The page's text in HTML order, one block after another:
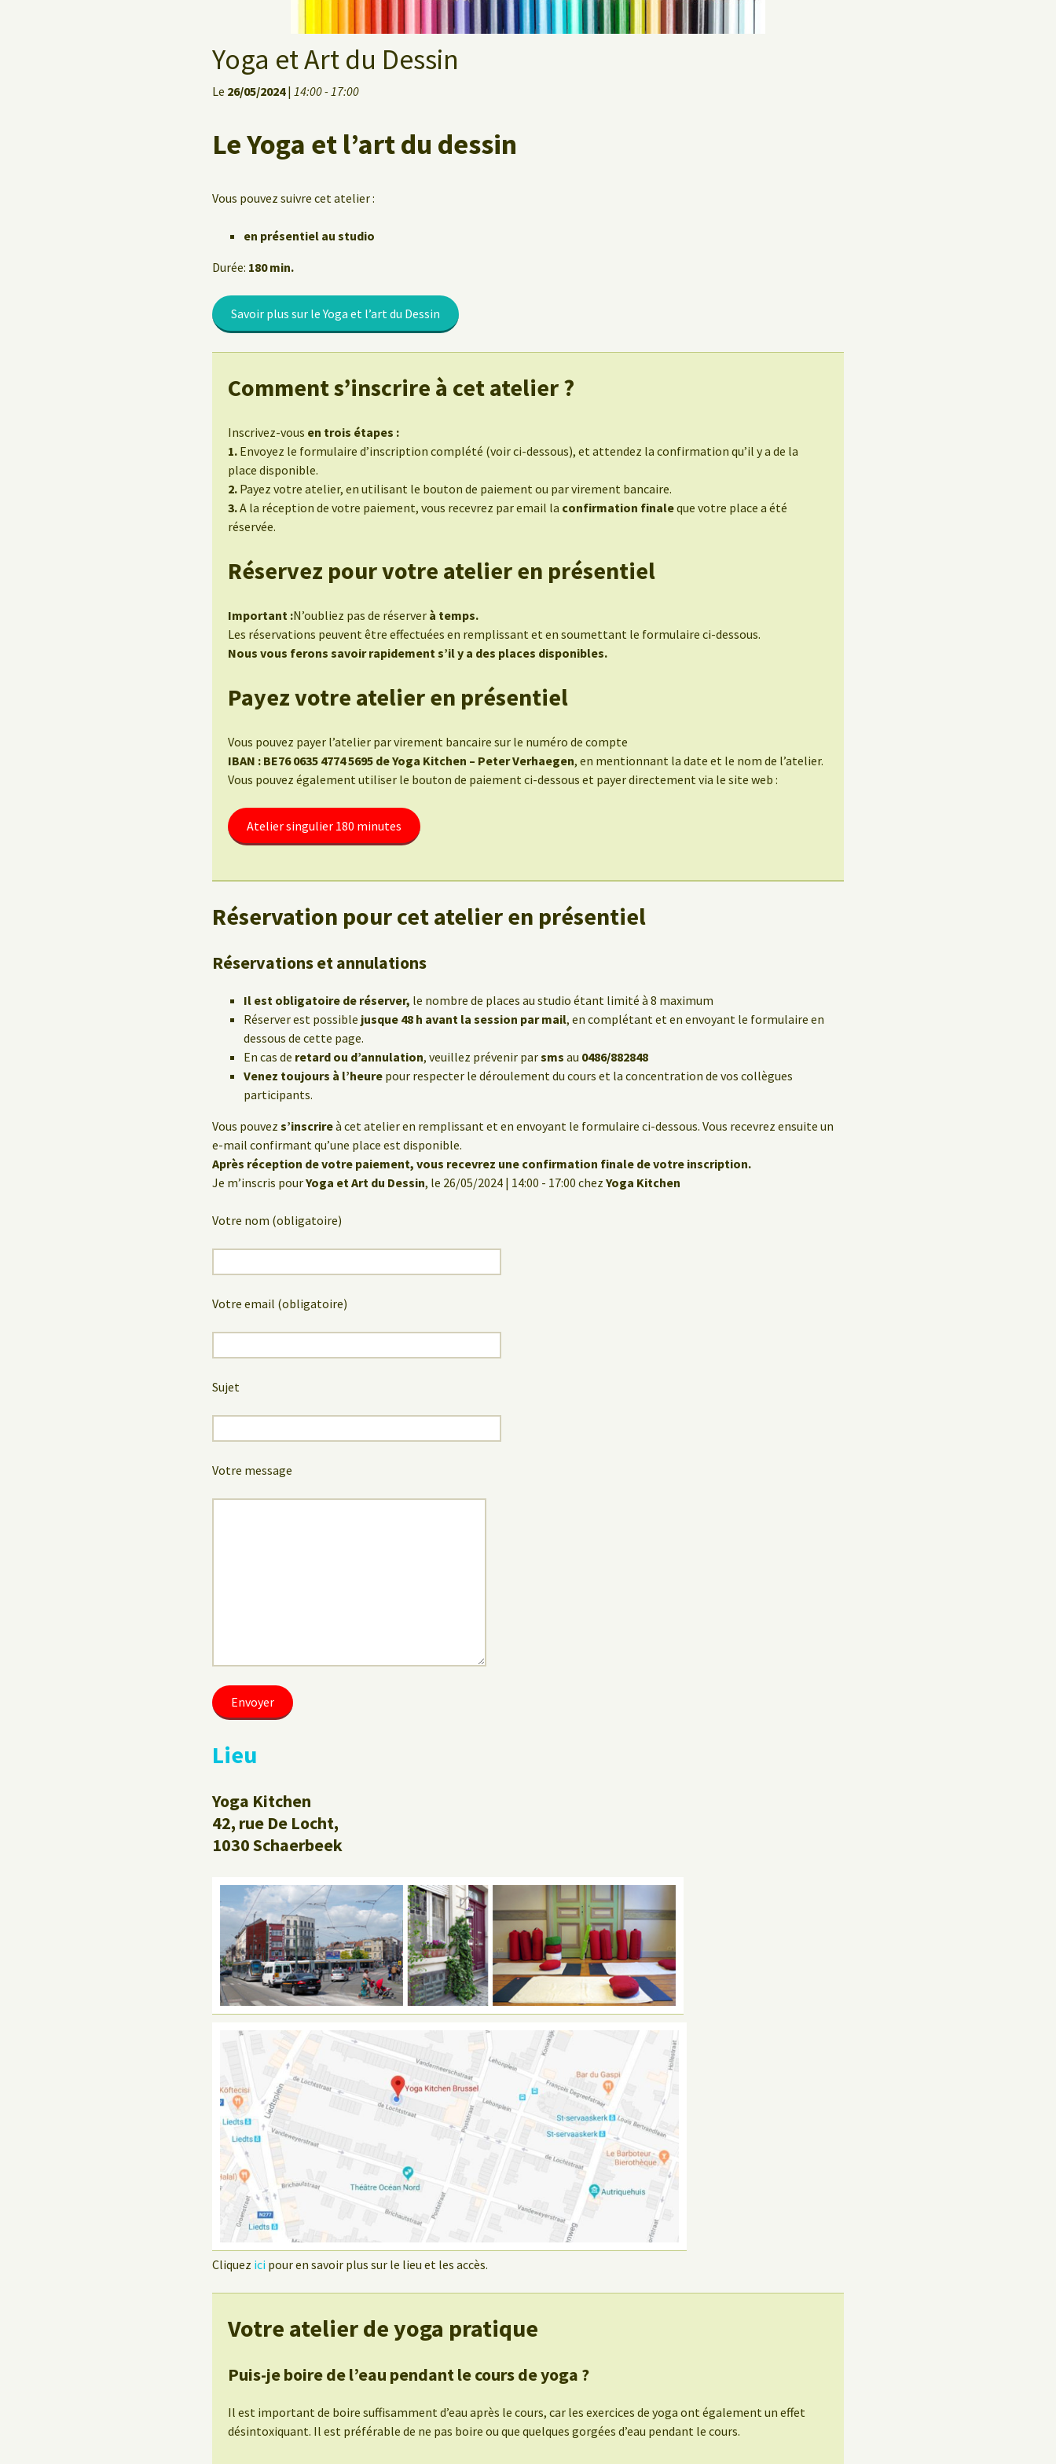
Yoga et Art du Dessin
Le 26/05/2024| 14:00 - 17:00
Le Yoga et l’art du dessin
Vous pouvez suivre cet atelier :
en présentiel au studio
Durée: 180 min.
Savoir plus sur le Yoga et l’art du Dessin
Comment s’inscrire à cet atelier ?
Inscrivez-vous en trois étapes :
1. Envoyez le formulaire d’inscription complété (voir ci-dessous), et attendez la confirmation qu’il y a de la
place disponible.
2. Payez votre atelier, en utilisant le bouton de paiement ou par virement bancaire.
3.A la réception de votre paiement, vous recevrez par email la confirmation finaleque votre place a été
réservée.
Réservez pour votre atelier en présentiel
Important :N’oubliez pas de réserver à temps.
Les réservations peuvent être effectuées en remplissant et en soumettant le formulaire ci-dessous.
Nous vous ferons savoir rapidement s’il y a des places disponibles.
Payez votre atelier en présentiel
Vous pouvez payer l’atelier par virement bancaire sur le numéro de compte
IBAN : BE76 0635 4774 5695 de Yoga Kitchen – Peter Verhaegen, en mentionnant la date et le nom de l’atelier.
Vous pouvez également utiliser le bouton de paiement ci-dessous et payer directement via le site web :
Atelier singulier 180 minutes
Réservation pour cet atelier en présentiel
Réservations et annulations
Il est obligatoire de réserver, le nombre de places au studio étant limité à 8 maximum
Réserver est possible jusque 48 h avant la session par mail, en complétant et en envoyant le formulaire en
dessous de cette page.
En cas de retard ou d’annulation, veuillez prévenir parsms au 0486/882848
Venez toujours à l’heure pour respecter le déroulement du cours et la concentration de vos collègues
participants.
Vous pouvez s’inscrireà cet atelier en remplissant et en envoyant le formulaire ci-dessous. Vous recevrez ensuite un
e-mail confirmant qu’une place est disponible.
Après réception de votre paiement, vous recevrez une confirmation finale de votre inscription.
Je m’inscris pourYoga et Art du Dessin, le 26/05/2024 | 14:00 - 17:00 chez Yoga Kitchen
Votre nom (obligatoire)
Votre email (obligatoire)
Sujet
Votre message
Lieu
Yoga Kitchen
42, rue De Locht,
1030 Schaerbeek
Cliquez ici pour en savoir plus sur le lieu et les accès.
Votre atelier de yoga pratique
Puis-je boire de l’eau pendant le cours de yoga ?
Il est important de boire suffisamment d’eau après le cours, car les exercices de yoga ont également un effet
désintoxiquant. Il est préférable de ne pas boire ou que quelques gorgées d’eau pendant le cours.